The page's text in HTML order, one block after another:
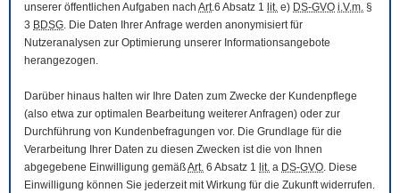
unserer öffentlichen Aufgaben nach Art.6 Absatz 1 lit. e) DS-GVO i.V.m. §
3 BDSG. Die Daten Ihrer Anfrage werden anonymisiert für
Nutzeranalysen zur Optimierung unserer Informationsangebote
herangezogen.
Darüber hinaus halten wir Ihre Daten zum Zwecke der Kundenpflege
(also etwa zur optimalen Bearbeitung weiterer Anfragen) oder zur
Durchführung von Kundenbefragungen vor. Die Grundlage für die
Verarbeitung Ihrer Daten zu diesen Zwecken ist die von Ihnen
abgegebene Einwilligung gemäßArt. 6 Absatz 1 lit. a DS-GVO. Diese
Einwilligung können Sie jederzeit mit Wirkung für die Zukunft widerrufen.